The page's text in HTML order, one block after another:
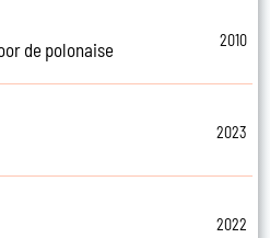
de polonaise
2010
2023
2022